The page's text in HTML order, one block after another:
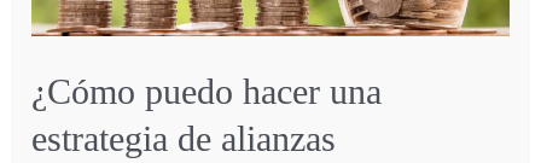
¿Cómo puedo hacer una
estrategia de alianzas